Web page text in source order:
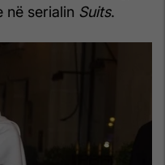
në serialin Suits.